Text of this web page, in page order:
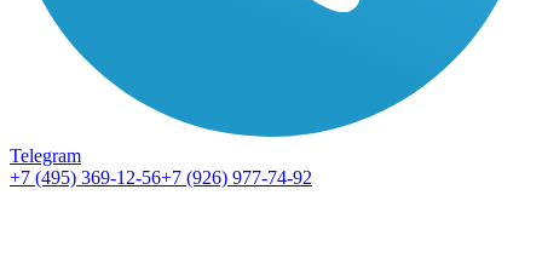
Telegram
+7 (495) 369-12-56+7 (926) 977-74-92